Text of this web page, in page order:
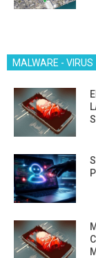
MALWARE - VIRUS